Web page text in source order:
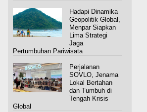
Hadapi Dinamika
Geopolitik Global,
Menpar Siapkan
Lima Strategi
Jaga
Pertumbuhan Pariwisata
Perjalanan
SOVLO, Jenama
Lokal Bertahan
dan Tumbuh di
Tengah Krisis
Global